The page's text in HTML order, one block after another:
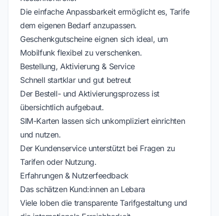
Die einfache Anpassbarkeit ermöglicht es, Tarife
dem eigenen Bedarf anzupassen.
Geschenkgutscheine eignen sich ideal, um
Mobilfunk flexibel zu verschenken.
Bestellung, Aktivierung & Service
Schnell startklar und gut betreut
Der Bestell- und Aktivierungsprozess ist
übersichtlich aufgebaut.
SIM-Karten lassen sich unkompliziert einrichten
und nutzen.
Der Kundenservice unterstützt bei Fragen zu
Tarifen oder Nutzung.
Erfahrungen & Nutzerfeedback
Das schätzen Kund:innen an Lebara
Viele loben die transparente Tarifgestaltung und